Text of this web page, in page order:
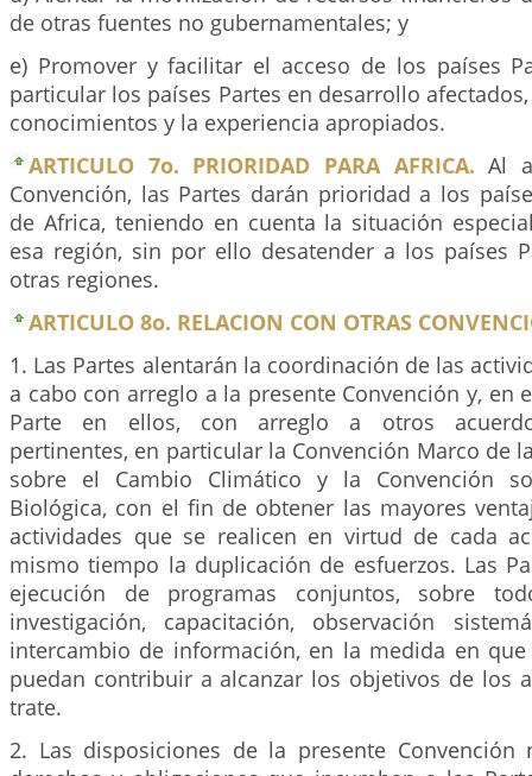
de otras fuentes no gubernamentales; y
e) Promover y facilitar el acceso de los países
particular los países Partes en desarrollo
conocimientos y la experiencia apropiados.
ARTICULO 7o. PRIORIDAD PARA AFRICA. Al
Convención, las Partes darán prioridad a los
de Africa, teniendo en cuenta la situación
esa región, sin por ello desatender a los países
otras regiones.
ARTICULO 8o. RELACION CON OTRAS
1. Las Partes alentarán la coordinación de las
a cabo con arreglo a la presente Convención y, en
Parte en ellos, con arreglo a otros
pertinentes, en particular la Convención Marco de
sobre el Cambio Climático y la Convención
Biológica, con el fin de obtener las mayores
actividades que se realicen en virtud de cada
mismo tiempo la duplicación de esfuerzos. Las
ejecución de programas conjuntos, sobre
investigación, capacitación, observación
intercambio de información, en la medida en que
puedan contribuir a alcanzar los objetivos de los
trate.
2. Las disposiciones de la presente